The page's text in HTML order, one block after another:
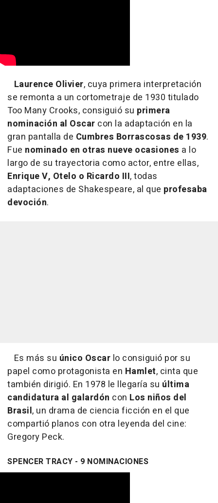
Laurence Olivier, cuya primera interpretación
se remonta a un cortometraje de 1930 titulado
Too Many Crooks, consiguió su primera
nominación al Oscar con la adaptación en la
gran pantalla de Cumbres Borrascosas de 1939.
Fue nominado en otras nueve ocasiones a lo
largo de su trayectoria como actor, entre ellas,
Enrique V, Otelo o Ricardo III, todas
adaptaciones de Shakespeare, al que profesaba
devoción.
Es más su único Oscar lo consiguió por su
papel como protagonista en Hamlet, cinta que
también dirigió. En 1978 le llegaría su última
candidatura al galardón con Los niños del
Brasil, un drama de ciencia ficción en el que
compartió planos con otra leyenda del cine:
Gregory Peck.
SPENCER TRACY - 9 NOMINACIONES